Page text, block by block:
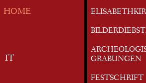
HOME
IT
GRABUNGEN
FESTSCHRIFT